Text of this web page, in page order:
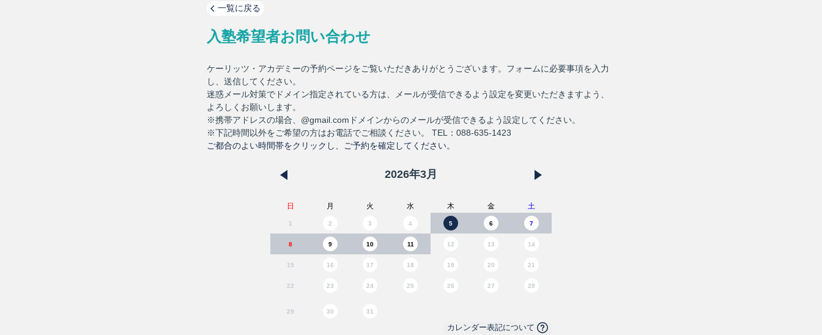
一覧に戻る
入塾希望者お問い合わせ
ケーリッツ・アカデミーの予約ページをご覧いただきありがとうございます。フォームに必要事項を入力
し、送信してください。
迷惑メール対策でドメイン指定されている方は、メールが受信できるよう設定を変更いただきますよう、
よろしくお願いします。
※携帯アドレスの場合、@gmail.comドメインからのメールが受信できるよう設定してください。
※下記時間以外をご希望の方はお電話でご相談ください。 TEL：088-635-1423
ご都合のよい時間帯をクリックし、ご予約を確定してください。
2026年3月
日 月 火 水 木 金 土
1 2 3 4 5 6 7
8 9 10 11 12 13 14
15 16 17 18 19 20 21
22 23 24 25 26 27 28
29 30 31
カレンダー表記について